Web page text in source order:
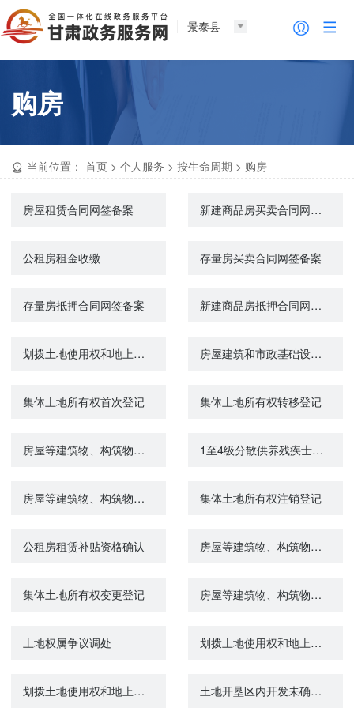
景泰县
购房
当前位置： 首页 >个人服务 >按生命周期 > 购房
房屋租赁合同网签备案 新建商品房买卖合同网签备案
公租房租金收缴 存量房买卖合同网签备案
存量房抵押合同网签备案 新建商品房抵押合同网签备案
划拨土地使用权和地上建筑物及附着物所有权转让审批 房屋建筑和市政基础设施工程竣工验收备案
集体土地所有权首次登记 集体土地所有权转移登记
房屋等建筑物、构筑物所有权注销登记 1至4级分散供养残疾士兵购（建）房经费的给付
房屋等建筑物、构筑物所有权首次登记 集体土地所有权注销登记
公租房租赁补贴资格确认 房屋等建筑物、构筑物所有权转移登记
集体土地所有权变更登记 房屋等建筑物、构筑物所有权变更登记
土地权属争议调处 划拨土地使用权和地上建筑物及附着物所有权抵押审批
划拨土地使用权和地上建筑物及附着物所有权出租审批 土地开垦区内开发未确定使用权的国有土地从事生产审查